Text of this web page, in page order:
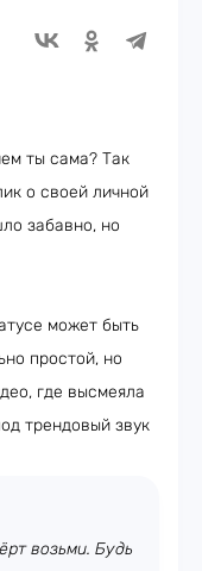
ты сама? Так
о своей личной
забавно, но
может быть
простой, но
где высмеяла
трендовый звук
возьми. Будь